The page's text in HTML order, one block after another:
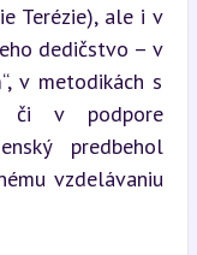
Terézie), ale i v
dedičstvo – v
v metodikách s
či v podpore
predbehol
vzdelávaniu